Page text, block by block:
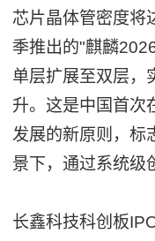
芯片晶体管密度将
季推出的"麒麟
单层扩展至双层，
升。这是中国首次
发展的新原则，标
景下，通过系统级
长鑫科技科创板